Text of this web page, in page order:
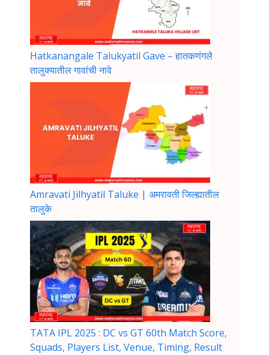
Hatkanangale Talukyatil Gave – हातकणंगले
तालुक्यातील गावांची नावे
Amravati Jilhyatil Taluke | अमरावती जिल्ह्यातील
तालुके
TATA IPL 2025 : DC vs GT 60th Match Score,
Squads, Players List, Venue, Timing, Result